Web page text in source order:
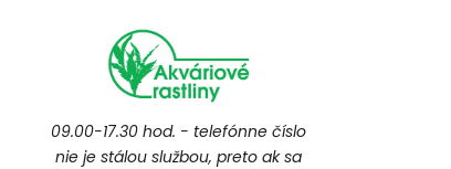
09.00-17.30 hod. - telefónne číslo
nie je stálou službou, preto ak sa